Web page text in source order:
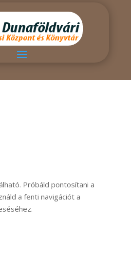
Próbáld pontosítani a
a fenti navigációt a